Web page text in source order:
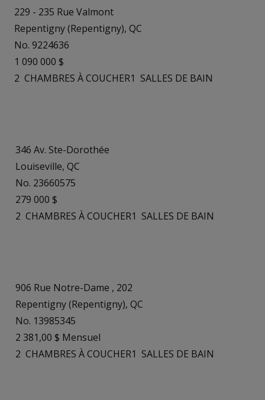
229 - 235 Rue Valmont
Repentigny (Repentigny), QC
No. 9224636
1 090 000 $
2 CHAMBRES À COUCHER1 SALLES DE BAIN
346 Av. Ste-Dorothée
Louiseville, QC
No. 23660575
279 000 $
2 CHAMBRES À COUCHER1 SALLES DE BAIN
906 Rue Notre-Dame , 202
Repentigny (Repentigny), QC
No. 13985345
2 381,00 $ Mensuel
2 CHAMBRES À COUCHER1 SALLES DE BAIN